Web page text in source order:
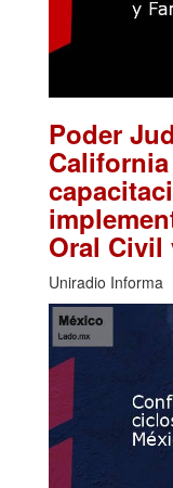
Poder
Oral Civil
Uniradio Informa